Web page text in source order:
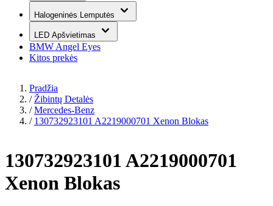
Halogeninės Lemputės
LED Apšvietimas
BMW Angel Eyes
Kitos prekės
Pradžia
/ Žibintų Detalės
/ Mercedes-Benz
/ 130732923101 A2219000701 Xenon Blokas
130732923101 A2219000701
Xenon Blokas